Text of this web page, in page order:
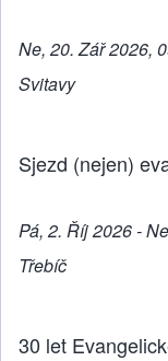
Ne, 20. Zář 2026,
Svitavy
Sjezd (nejen)
Pá, 2. Říj 2026 -
Třebíč
30 let